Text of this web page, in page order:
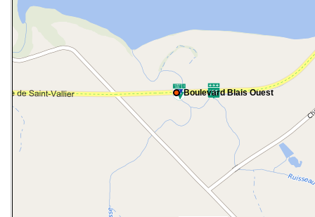
Boulevard Blais Ouest